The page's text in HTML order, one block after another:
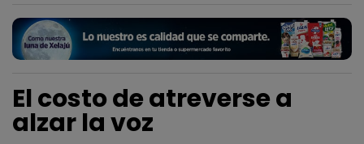
El costo de atreverse a
alzar la voz